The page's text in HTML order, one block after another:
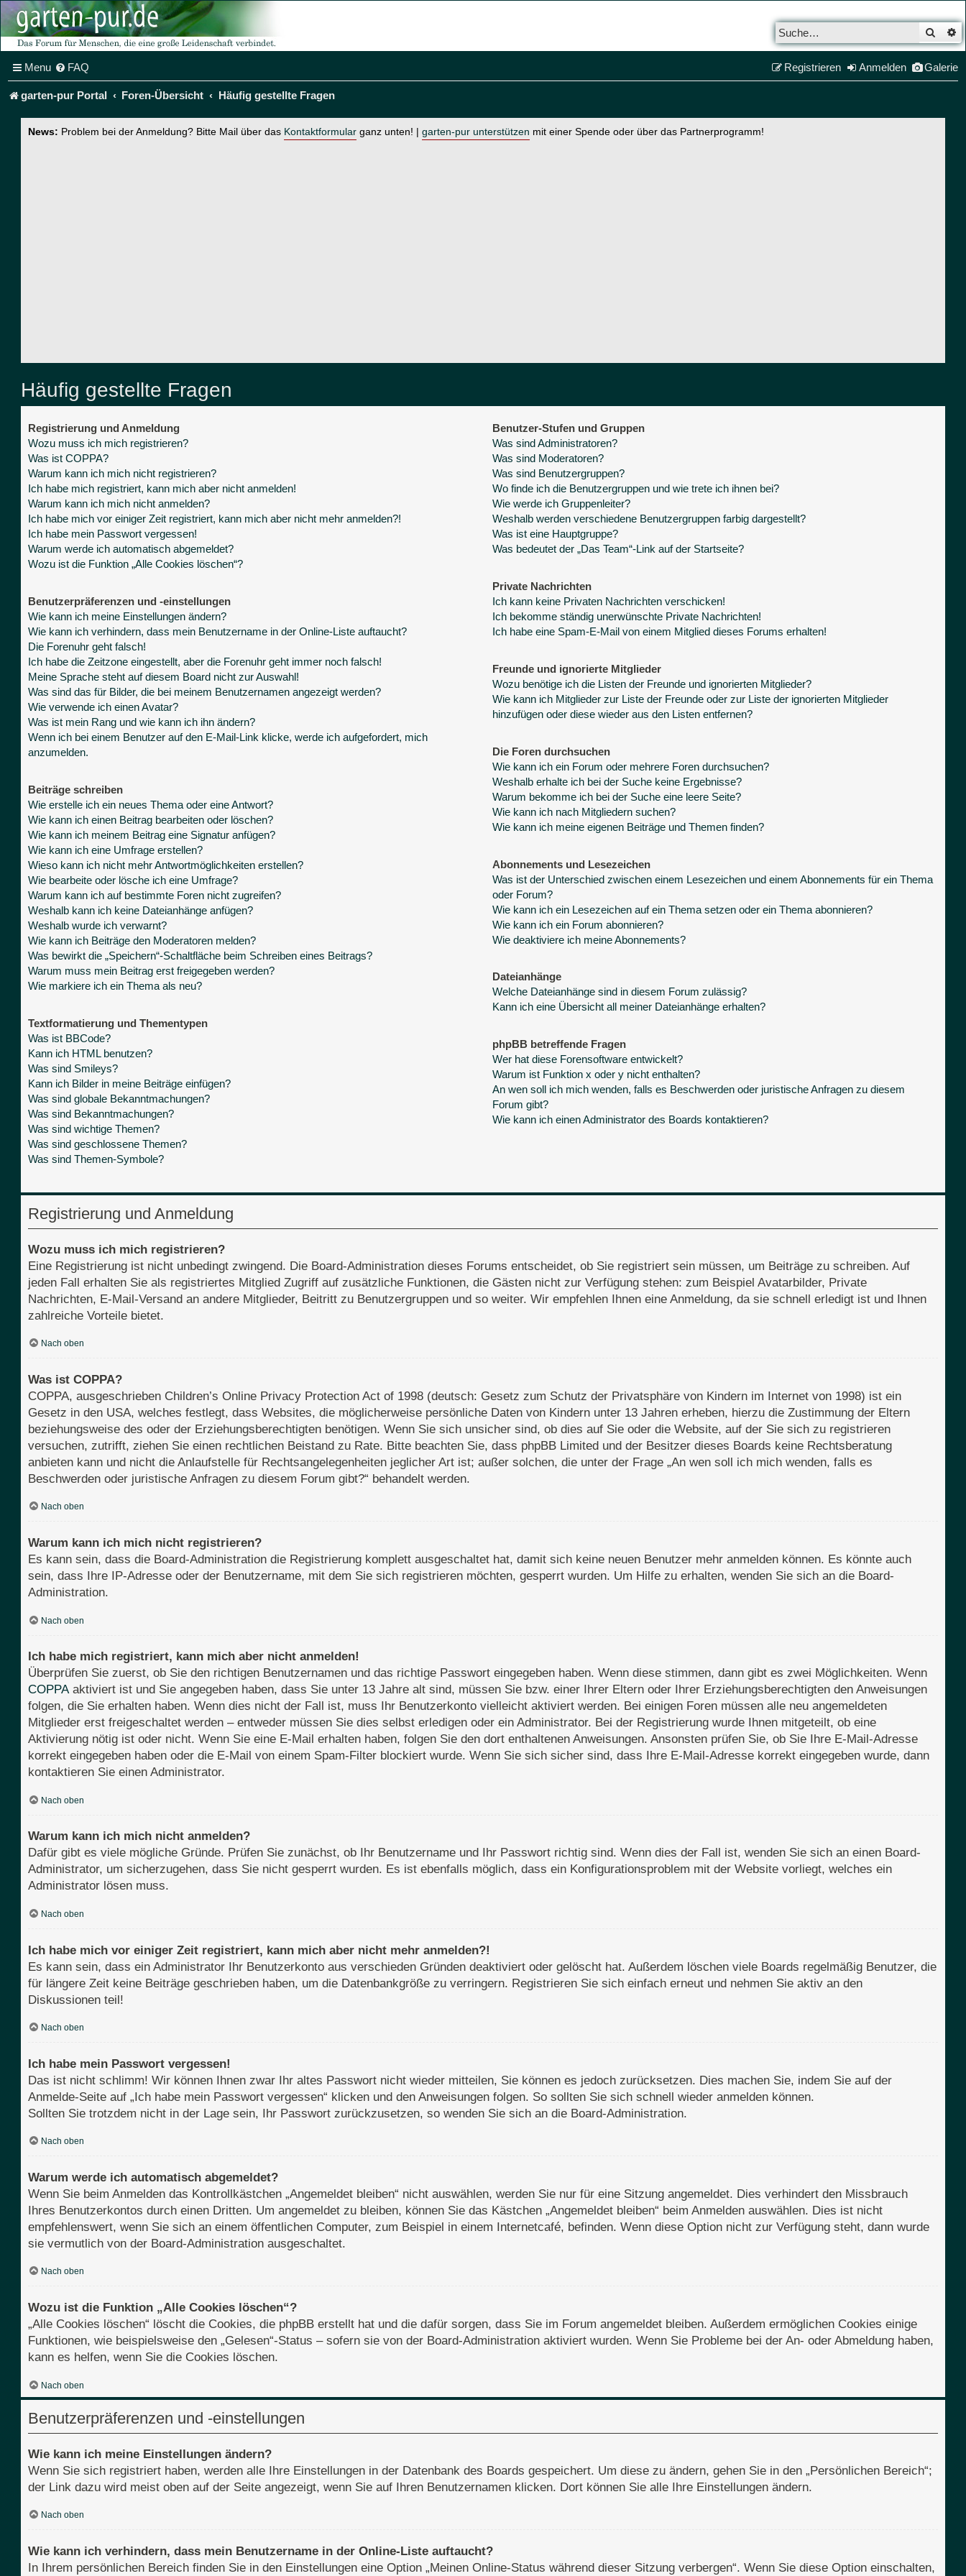
Menu FAQ Galerie
Anmelden
Registrieren
garten-pur Portal Foren-Übersicht Häufig gestellte Fragen
News: Problem bei der Anmeldung? Bitte Mail über das Kontaktformular ganz unten! | garten-pur unterstützen mit einer Spende oder über das Partnerprogramm!
Häufig gestellte Fragen
Registrierung und Anmeldung
Wozu muss ich mich registrieren?
Was ist COPPA?
Warum kann ich mich nicht registrieren?
Ich habe mich registriert, kann mich aber nicht anmelden!
Warum kann ich mich nicht anmelden?
Ich habe mich vor einiger Zeit registriert, kann mich aber nicht mehr anmelden?!
Ich habe mein Passwort vergessen!
Warum werde ich automatisch abgemeldet?
Wozu ist die Funktion „Alle Cookies löschen“?
Benutzerpräferenzen und -einstellungen
Wie kann ich meine Einstellungen ändern?
Wie kann ich verhindern, dass mein Benutzername in der Online-Liste auftaucht?
Die Forenuhr geht falsch!
Ich habe die Zeitzone eingestellt, aber die Forenuhr geht immer noch falsch!
Meine Sprache steht auf diesem Board nicht zur Auswahl!
Was sind das für Bilder, die bei meinem Benutzernamen angezeigt werden?
Wie verwende ich einen Avatar?
Was ist mein Rang und wie kann ich ihn ändern?
Wenn ich bei einem Benutzer auf den E-Mail-Link klicke, werde ich aufgefordert, mich
anzumelden.
Beiträge schreiben
Wie erstelle ich ein neues Thema oder eine Antwort?
Wie kann ich einen Beitrag bearbeiten oder löschen?
Wie kann ich meinem Beitrag eine Signatur anfügen?
Wie kann ich eine Umfrage erstellen?
Wieso kann ich nicht mehr Antwortmöglichkeiten erstellen?
Wie bearbeite oder lösche ich eine Umfrage?
Warum kann ich auf bestimmte Foren nicht zugreifen?
Weshalb kann ich keine Dateianhänge anfügen?
Weshalb wurde ich verwarnt?
Wie kann ich Beiträge den Moderatoren melden?
Was bewirkt die „Speichern“-Schaltfläche beim Schreiben eines Beitrags?
Warum muss mein Beitrag erst freigegeben werden?
Wie markiere ich ein Thema als neu?
Textformatierung und Thementypen
Was ist BBCode?
Kann ich HTML benutzen?
Was sind Smileys?
Kann ich Bilder in meine Beiträge einfügen?
Was sind globale Bekanntmachungen?
Was sind Bekanntmachungen?
Was sind wichtige Themen?
Was sind geschlossene Themen?
Was sind Themen-Symbole?
Benutzer-Stufen und Gruppen
Was sind Administratoren?
Was sind Moderatoren?
Was sind Benutzergruppen?
Wo finde ich die Benutzergruppen und wie trete ich ihnen bei?
Wie werde ich Gruppenleiter?
Weshalb werden verschiedene Benutzergruppen farbig dargestellt?
Was ist eine Hauptgruppe?
Was bedeutet der „Das Team“-Link auf der Startseite?
Private Nachrichten
Ich kann keine Privaten Nachrichten verschicken!
Ich bekomme ständig unerwünschte Private Nachrichten!
Ich habe eine Spam-E-Mail von einem Mitglied dieses Forums erhalten!
Freunde und ignorierte Mitglieder
Wozu benötige ich die Listen der Freunde und ignorierten Mitglieder?
Wie kann ich Mitglieder zur Liste der Freunde oder zur Liste der ignorierten Mitglieder
hinzufügen oder diese wieder aus den Listen entfernen?
Die Foren durchsuchen
Wie kann ich ein Forum oder mehrere Foren durchsuchen?
Weshalb erhalte ich bei der Suche keine Ergebnisse?
Warum bekomme ich bei der Suche eine leere Seite?
Wie kann ich nach Mitgliedern suchen?
Wie kann ich meine eigenen Beiträge und Themen finden?
Abonnements und Lesezeichen
Was ist der Unterschied zwischen einem Lesezeichen und einem Abonnements für ein Thema
oder Forum?
Wie kann ich ein Lesezeichen auf ein Thema setzen oder ein Thema abonnieren?
Wie kann ich ein Forum abonnieren?
Wie deaktiviere ich meine Abonnements?
Dateianhänge
Welche Dateianhänge sind in diesem Forum zulässig?
Kann ich eine Übersicht all meiner Dateianhänge erhalten?
phpBB betreffende Fragen
Wer hat diese Forensoftware entwickelt?
Warum ist Funktion x oder y nicht enthalten?
An wen soll ich mich wenden, falls es Beschwerden oder juristische Anfragen zu diesem
Forum gibt?
Wie kann ich einen Administrator des Boards kontaktieren?
Registrierung und Anmeldung
Wozu muss ich mich registrieren?
Eine Registrierung ist nicht unbedingt zwingend. Die Board-Administration dieses Forums entscheidet, ob Sie registriert sein müssen, um Beiträge zu schreiben. Auf
jeden Fall erhalten Sie als registriertes Mitglied Zugriff auf zusätzliche Funktionen, die Gästen nicht zur Verfügung stehen: zum Beispiel Avatarbilder, Private
Nachrichten, E-Mail-Versand an andere Mitglieder, Beitritt zu Benutzergruppen und so weiter. Wir empfehlen Ihnen eine Anmeldung, da sie schnell erledigt ist und Ihnen
zahlreiche Vorteile bietet.
Nach oben
Was ist COPPA?
COPPA, ausgeschrieben Children’s Online Privacy Protection Act of 1998 (deutsch: Gesetz zum Schutz der Privatsphäre von Kindern im Internet von 1998) ist ein
Gesetz in den USA, welches festlegt, dass Websites, die möglicherweise persönliche Daten von Kindern unter 13 Jahren erheben, hierzu die Zustimmung der Eltern
beziehungsweise des oder der Erziehungsberechtigten benötigen. Wenn Sie sich unsicher sind, ob dies auf Sie oder die Website, auf der Sie sich zu registrieren
versuchen, zutrifft, ziehen Sie einen rechtlichen Beistand zu Rate. Bitte beachten Sie, dass phpBB Limited und der Besitzer dieses Boards keine Rechtsberatung
anbieten kann und nicht die Anlaufstelle für Rechtsangelegenheiten jeglicher Art ist; außer solchen, die unter der Frage „An wen soll ich mich wenden, falls es
Beschwerden oder juristische Anfragen zu diesem Forum gibt?“ behandelt werden.
Nach oben
Warum kann ich mich nicht registrieren?
Es kann sein, dass die Board-Administration die Registrierung komplett ausgeschaltet hat, damit sich keine neuen Benutzer mehr anmelden können. Es könnte auch
sein, dass Ihre IP-Adresse oder der Benutzername, mit dem Sie sich registrieren möchten, gesperrt wurden. Um Hilfe zu erhalten, wenden Sie sich an die Board-
Administration.
Nach oben
Ich habe mich registriert, kann mich aber nicht anmelden!
Überprüfen Sie zuerst, ob Sie den richtigen Benutzernamen und das richtige Passwort eingegeben haben. Wenn diese stimmen, dann gibt es zwei Möglichkeiten. Wenn
COPPAaktiviert ist und Sie angegeben haben, dass Sie unter 13 Jahre alt sind, müssen Sie bzw. einer Ihrer Eltern oder Ihrer Erziehungsberechtigten den Anweisungen
folgen, die Sie erhalten haben. Wenn dies nicht der Fall ist, muss Ihr Benutzerkonto vielleicht aktiviert werden. Bei einigen Foren müssen alle neu angemeldeten
Mitglieder erst freigeschaltet werden – entweder müssen Sie dies selbst erledigen oder ein Administrator. Bei der Registrierung wurde Ihnen mitgeteilt, ob eine
Aktivierung nötig ist oder nicht. Wenn Sie eine E-Mail erhalten haben, folgen Sie den dort enthaltenen Anweisungen. Ansonsten prüfen Sie, ob Sie Ihre E-Mail-Adresse
korrekt eingegeben haben oder die E-Mail von einem Spam-Filter blockiert wurde. Wenn Sie sich sicher sind, dass Ihre E-Mail-Adresse korrekt eingegeben wurde, dann
kontaktieren Sie einen Administrator.
Nach oben
Warum kann ich mich nicht anmelden?
Dafür gibt es viele mögliche Gründe. Prüfen Sie zunächst, ob Ihr Benutzername und Ihr Passwort richtig sind. Wenn dies der Fall ist, wenden Sie sich an einen Board-
Administrator, um sicherzugehen, dass Sie nicht gesperrt wurden. Es ist ebenfalls möglich, dass ein Konfigurationsproblem mit der Website vorliegt, welches ein
Administrator lösen muss.
Nach oben
Ich habe mich vor einiger Zeit registriert, kann mich aber nicht mehr anmelden?!
Es kann sein, dass ein Administrator Ihr Benutzerkonto aus verschieden Gründen deaktiviert oder gelöscht hat. Außerdem löschen viele Boards regelmäßig Benutzer, die
für längere Zeit keine Beiträge geschrieben haben, um die Datenbankgröße zu verringern. Registrieren Sie sich einfach erneut und nehmen Sie aktiv an den
Diskussionen teil!
Nach oben
Ich habe mein Passwort vergessen!
Das ist nicht schlimm! Wir können Ihnen zwar Ihr altes Passwort nicht wieder mitteilen, Sie können es jedoch zurücksetzen. Dies machen Sie, indem Sie auf der
Anmelde-Seite auf „Ich habe mein Passwort vergessen“ klicken und den Anweisungen folgen. So sollten Sie sich schnell wieder anmelden können.
Sollten Sie trotzdem nicht in der Lage sein, Ihr Passwort zurückzusetzen, so wenden Sie sich an die Board-Administration.
Nach oben
Warum werde ich automatisch abgemeldet?
Wenn Sie beim Anmelden das Kontrollkästchen „Angemeldet bleiben“ nicht auswählen, werden Sie nur für eine Sitzung angemeldet. Dies verhindert den Missbrauch
Ihres Benutzerkontos durch einen Dritten. Um angemeldet zu bleiben, können Sie das Kästchen „Angemeldet bleiben“ beim Anmelden auswählen. Dies ist nicht
empfehlenswert, wenn Sie sich an einem öffentlichen Computer, zum Beispiel in einem Internetcafé, befinden. Wenn diese Option nicht zur Verfügung steht, dann wurde
sie vermutlich von der Board-Administration ausgeschaltet.
Nach oben
Wozu ist die Funktion „Alle Cookies löschen“?
„Alle Cookies löschen“ löscht die Cookies, die phpBB erstellt hat und die dafür sorgen, dass Sie im Forum angemeldet bleiben. Außerdem ermöglichen Cookies einige
Funktionen, wie beispielsweise den „Gelesen“-Status – sofern sie von der Board-Administration aktiviert wurden. Wenn Sie Probleme bei der An- oder Abmeldung haben,
kann es helfen, wenn Sie die Cookies löschen.
Nach oben
Benutzerpräferenzen und -einstellungen
Wie kann ich meine Einstellungen ändern?
Wenn Sie sich registriert haben, werden alle Ihre Einstellungen in der Datenbank des Boards gespeichert. Um diese zu ändern, gehen Sie in den „Persönlichen Bereich“;
der Link dazu wird meist oben auf der Seite angezeigt, wenn Sie auf Ihren Benutzernamen klicken. Dort können Sie alle Ihre Einstellungen ändern.
Nach oben
Wie kann ich verhindern, dass mein Benutzername in der Online-Liste auftaucht?
In Ihrem persönlichen Bereich finden Sie in den Einstellungen eine Option „Meinen Online-Status während dieser Sitzung verbergen“. Wenn Sie diese Option einschalten,